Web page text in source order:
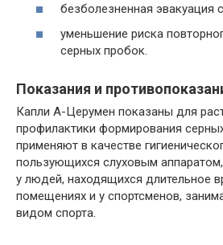
безболезненная эвакуация
уменьшение риска
серных пробок.
Показания и
Капли А-Церумен показаны для
профилактики формирования
применяют в качестве
пользующихся слуховым
у людей, находящихся длительное
помещениях и у спортсменов,
видом спорта.